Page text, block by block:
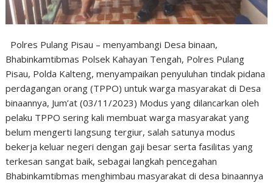
Polres Pulang Pisau – menyambangi Desa binaan,
Bhabinkamtibmas Polsek Kahayan Tengah, Polres Pulang
Pisau, Polda Kalteng, menyampaikan penyuluhan tindak pidana
perdagangan orang (TPPO) untuk warga masyarakat di Desa
binaannya, Jum’at (03/11/2023) Modus yang dilancarkan oleh
pelaku TPPO sering kali membuat warga masyarakat yang
belum mengerti langsung tergiur, salah satunya modus
bekerja keluar negeri dengan gaji besar serta fasilitas yang
terkesan sangat baik, sebagai langkah pencegahan
Bhabinkamtibmas menghimbau masyarakat di desa binaannya